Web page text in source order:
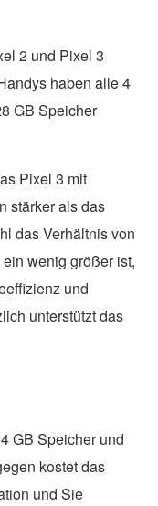
2 und Pixel 3
haben alle 4
GB Speicher
Pixel 3 mit
stärker als das
das Verhältnis von
wenig größer ist,
und
unterstützt das
GB Speicher und
kostet das
und Sie